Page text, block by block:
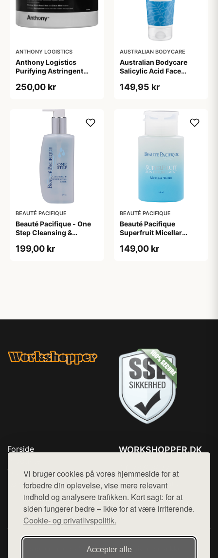
Vi bruger cookies på vores hjemmeside for at
forbedre din oplevelse, vise mere relevant
indhold og analysere trafikken. Kort sagt: for at
siden fungerer bedre – ikke for at være irriterende.
Cookie- og privatlivspolitik.
Accepter alle
ANTHONY LOGISTICS
Anthony Logistics
Purifying Astringent
250,00 kr
AUSTRALIAN BODYCARE
Australian Bodycare
Salicylic Acid Face
149,95 kr
BEAUTÉ PACIFIQUE
Beauté Pacifique - One
Step Cleansing &
ml)
199,00 kr
BEAUTÉ PACIFIQUE
Beauté Pacifique
Superfruit Micellar
149,00 kr
Forside
Top Rabatter
Kontakt
WORKSHOPPER.DK
Mail: hej@want.dk
Cookie- og privatlivspolitik
Denne side er en del af want.dk, der udgiver en række